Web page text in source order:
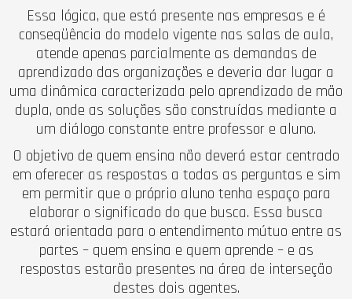
Essa lógica, que está presente nas empresas e é
conseqüência do modelo vigente nas salas de aula,
atende apenas parcialmente as demandas de
aprendizado das organizações e deveria dar lugar a
uma dinâmica caracterizada pelo aprendizado de mão
dupla, onde as soluções são construídas mediante a
um diálogo constante entre professor e aluno.
O objetivo de quem ensina não deverá estar centrado
em oferecer as respostas a todas as perguntas e sim
em permitir que o próprio aluno tenha espaço para
elaborar o significado do que busca. Essa busca
estará orientada para o entendimento mútuo entre as
partes – quem ensina e quem aprende – e as
respostas estarão presentes na área de interseção
destes dois agentes.